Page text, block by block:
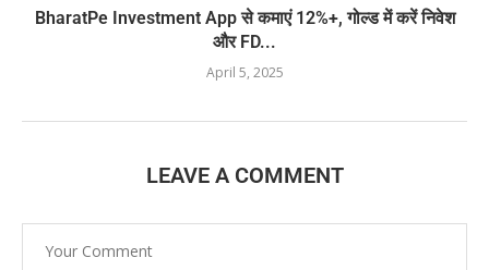
BharatPe Investment App से कमाएं 12%+, गोल्ड में करें निवेश
और FD...
April 5, 2025
LEAVE A COMMENT